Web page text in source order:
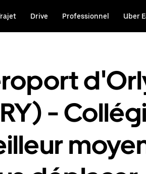
Drive Professionnel Uber
-